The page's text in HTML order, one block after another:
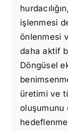
işlenmesi
önlenmesi
daha aktif
Döngüsel
üretimi ve
oluşumunu